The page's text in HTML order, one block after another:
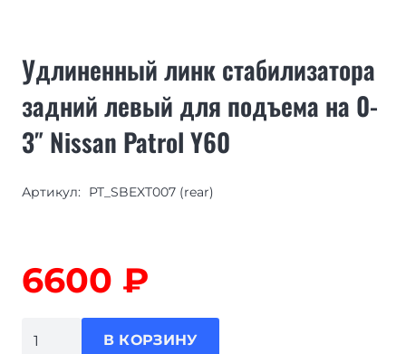
Удлиненный линк стабилизатора
задний левый для подъема на 0-
3″ Nissan Patrol Y60
Артикул: PT_SBEXT007 (rear)
6600 ₽
В КОРЗИНУ